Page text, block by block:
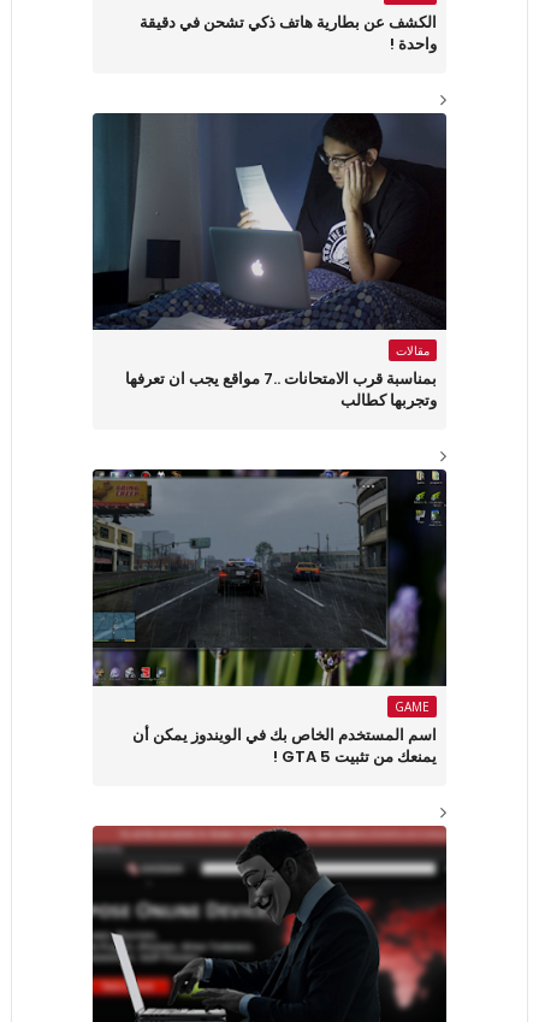
الكشف عن بطارية هاتف ذكي تشحن في دقيقة
واحدة !
مقالات
بمناسبة قرب الامتحانات ..7 مواقع يجب ان تعرفها
وتجربها كطالب
GAME
اسم المستخدم الخاص بك في الويندوز يمكن أن
يمنعك من تثبيت GTA 5 !